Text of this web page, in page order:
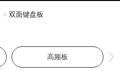
双面键盘板
高频板